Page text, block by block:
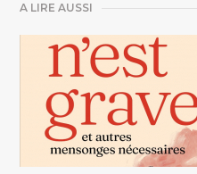
A LIRE AUSSI